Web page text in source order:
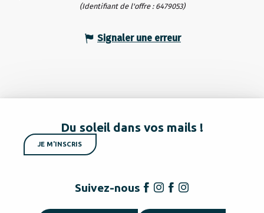
(Identifiant de l'offre : 6479053)
Signaler une erreur
Du soleil dans vos mails !
JE M'INSCRIS
Suivez-nous